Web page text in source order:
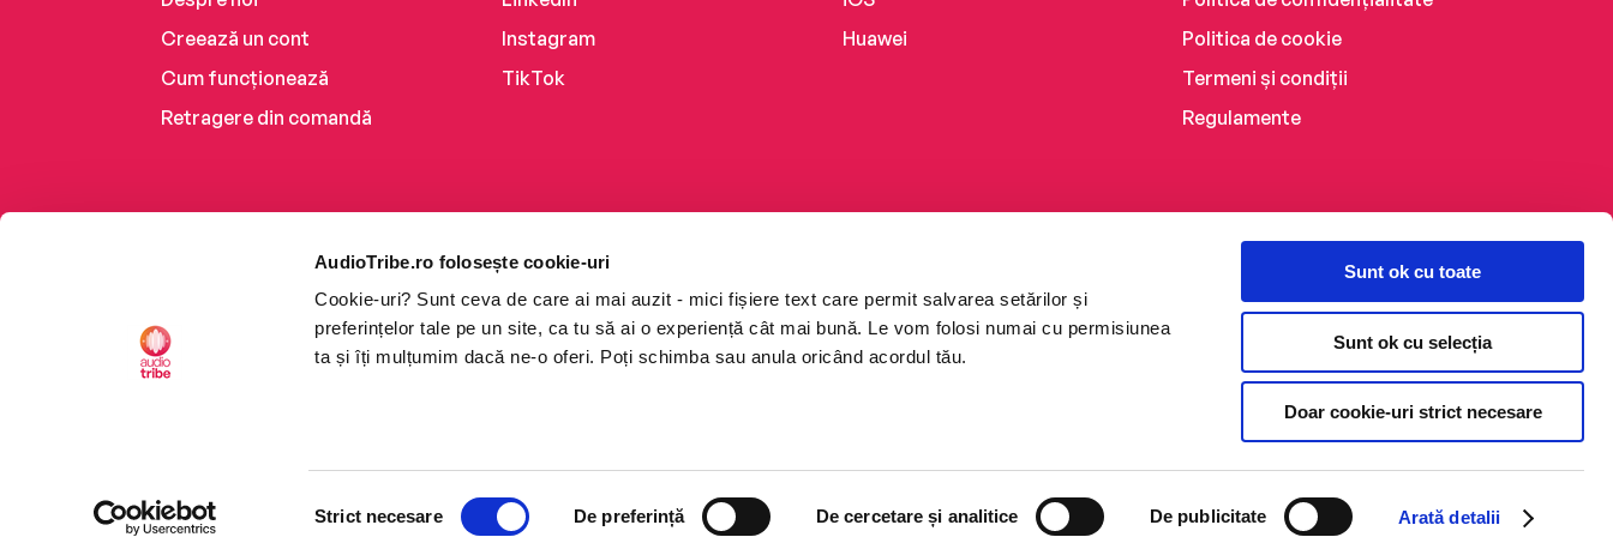
AudioTribe.ro folosește cookie-uri
Cookie-uri? Sunt ceva de care ai mai auzit - mici fișiere text care permit salvarea setărilor și
preferințelor tale pe un site, ca tu să ai o experiență cât mai bună. Le vom folosi numai cu permisiunea
ta și îți mulțumim dacă ne-o oferi. Poți schimba sau anula oricând acordul tău.
Strict necesare De preferință De cercetare și analitice De publicitate Arată detalii
Sunt ok cu toate
Sunt ok cu selecția
Doar cookie-uri strict necesare
Creează un cont
Cum funcționează
Retragere din comandă
Instagram
TikTok
Huawei
Politica de cookie
Termeni și condiții
Regulamente
©2026 Nemo EPG SRL. Toate drepturile rezervate.